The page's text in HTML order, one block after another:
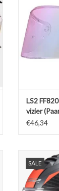
LS2
vizier
€46,34
SALE
LS2